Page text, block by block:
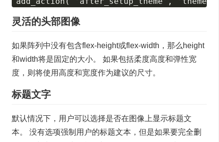
灵活的头部图像
如果阵列中没有包含flex-height或flex-width，那么height
和width将是固定的大小。 如果包括柔度高度和弹性宽
度，则将使用高度和宽度作为建议的尺寸。
标题文字
默认情况下，用户可以选择是否在图像上显示标题文
本。 没有选项强制用户的标题文本，但是如果要完全删